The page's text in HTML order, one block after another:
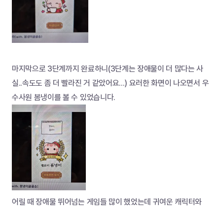
마지막으로 3단계까지 완료하니(3단계는 장애물이 더 많다는 사
실..속도도 좀 더 빨라진 거 같았어요...) 요러한 화면이 나오면서 우
수사원 봄냉이를 볼 수 있었습니다.
어릴 때 장애물 뛰어넘는 게임들 많이 했었는데 귀여운 캐릭터와